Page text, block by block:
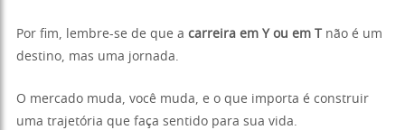
Por fim, lembre-se de que a carreira em Y ou em T
não é um
destino, mas uma jornada.
O mercado muda, você muda, e o que importa é construir
uma trajetória que faça sentido para sua vida.